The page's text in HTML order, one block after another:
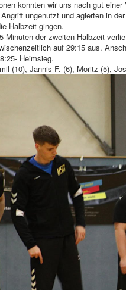
konnten wir uns nach gut
ungenutzt und agierten in
Halbzeit gingen.
Minuten der zweiten Halbzeit
auf 29:15 aus.
Heimsieg.
(10), Jannis F. (6), Moritz (5),